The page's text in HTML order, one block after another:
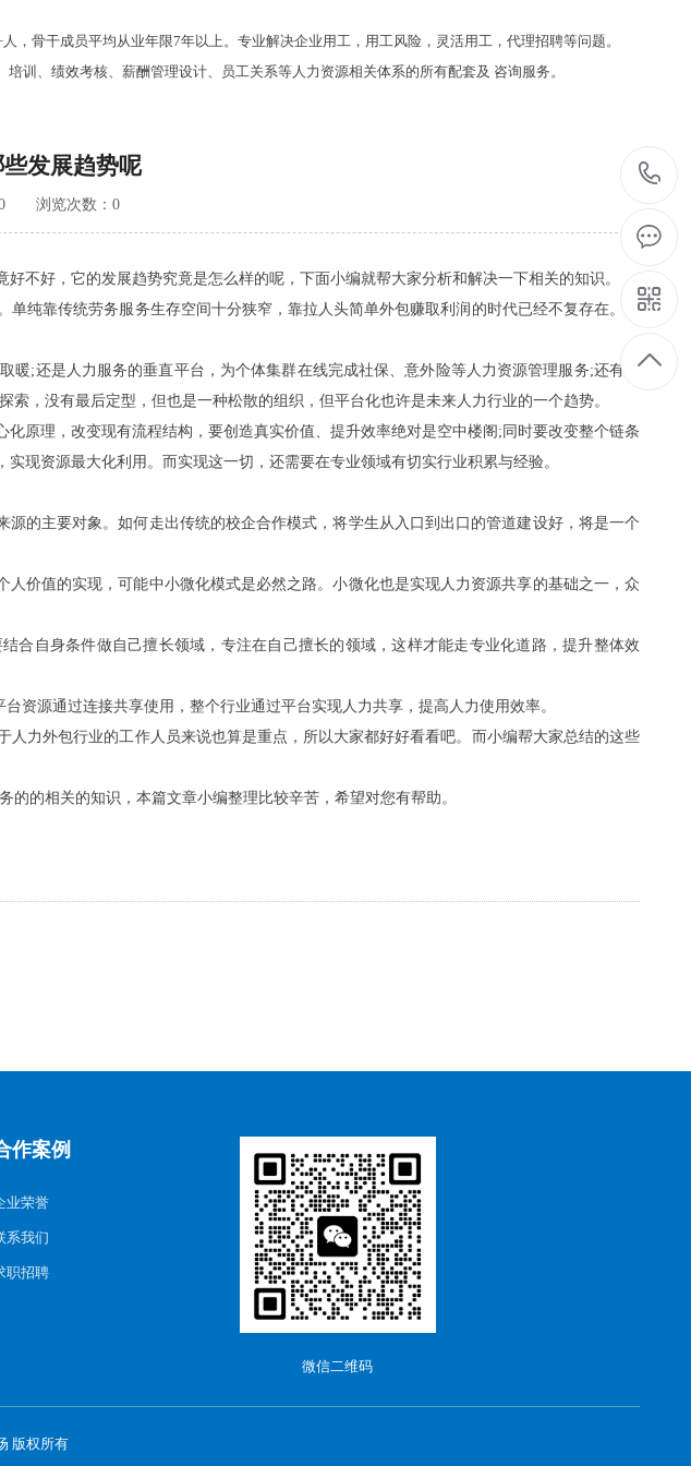
骨干成员平均从业年限7年以上。专业解决企业用工，用工风险，灵活用工，代理招聘等问题。
、绩效考核、薪酬管理设计、员工关系等人力资源相关体系的所有配套及 咨询服务。
发展趋势呢
浏览次数： 0
好，它的发展趋势究竟是怎么样的呢，下面小编就帮大家分析和解决一下相关的知识。
靠传统劳务服务生存空间十分狭窄，靠拉人头简单外包赚取利润的时代已经不复存在。大
;还是人力服务的垂直平台，为个体集群在线完成社保、意外险等人力资源管理服务;还有很
，没有最后定型，但也是一种松散的组织，但平台化也许是未来人力行业的一个趋势。
理，改变现有流程结构，要创造真实价值、提升效率绝对是空中楼阁;同时要改变整个链条
现资源最大化利用。而实现这一切，还需要在专业领域有切实行业积累与经验。
主要对象。如何走出传统的校企合作模式，将学生从入口到出口的管道建设好，将是一个
值的实现，可能中小微化模式是必然之路。小微化也是实现人力资源共享的基础之一，众
自身条件做自己擅长领域，专注在自己擅长的领域，这样才能走专业化道路，提升整体效
源通过连接共享使用，整个行业通过平台实现人力共享，提高人力使用效率。
外包行业的工作人员来说也算是重点，所以大家都好好看看吧。而小编帮大家总结的这些
的相关的知识，本篇文章小编整理比较辛苦，希望对您有帮助。
作案例
业荣誉
系我们
职招聘
微信二维码
版权所有